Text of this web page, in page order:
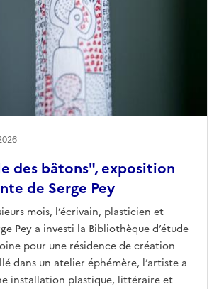
des bâtons", exposition
de Serge Pey
mois, l’écrivain, plasticien et
Pey a investi la Bibliothèque d’étude
pour une résidence de création
dans un atelier éphémère, l’artiste a
installation plastique, littéraire et